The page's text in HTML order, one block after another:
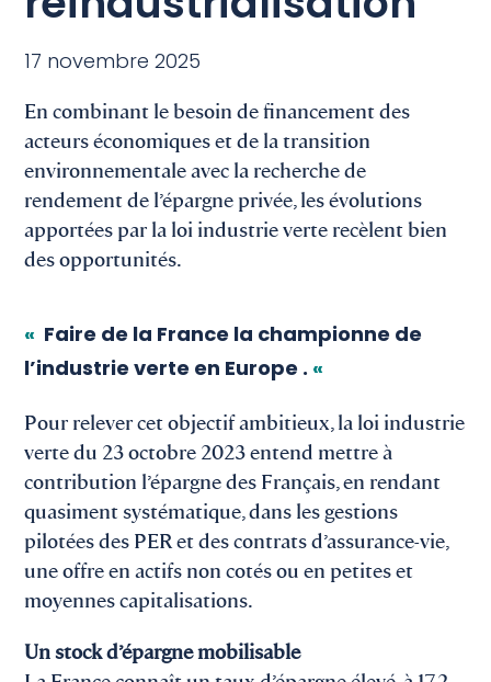
17 novembre 2025
En combinant le besoin de financement des
acteurs économiques et de la transition
environnementale avec la recherche de
rendement de l’épargne privée, les évolutions
apportées par la loi industrie verte recèlent bien
des opportunités.
« Faire de la France la championne de
l’industrie verte en Europe . «
Pour relever cet objectif ambitieux, la loi industrie
verte du 23 octobre 2023 entend mettre à
contribution l’épargne des Français, en rendant
quasiment systématique, dans les gestions
pilotées des PER et des contrats d’assurance-vie,
une offre en actifs non cotés ou en petites et
moyennes capitalisations.
Un stock d’épargne mobilisable